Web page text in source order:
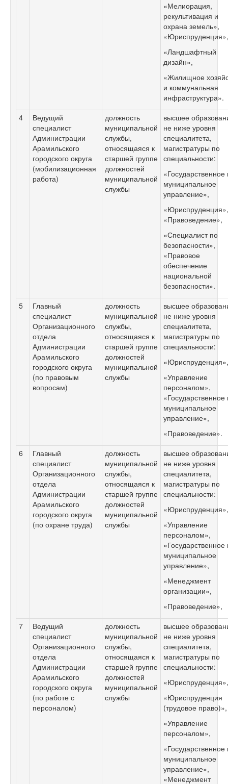
«Мелиорация,
рекультивация и
охрана земель»,
«Юриспруденция»,
«Ландшафтный
дизайн»,
«Жилищное
и коммунальная
инфраструктура».
4
Ведущий
специалист
Администрации
Арамильского
городского округа
(мобилизационная
работа)
должность
муниципальной
службы,
относящаяся к
старшей группе
должностей
муниципальной
службы
высшее
не ниже уровня
специалитета,
магистратуры по
специальности:
«Государственное
муниципальное
управление»,
«Юриспруденция»,
«Правоведение»,
«Специалист по
безопасности»,
«Правовое
обеспечение
национальной
безопасности».
5
Главный
специалист
Организационного
отдела
Администрации
Арамильского
городского округа
(по правовым
вопросам)
должность
муниципальной
службы,
относящаяся к
старшей группе
должностей
муниципальной
службы
высшее
не ниже уровня
специалитета,
магистратуры по
специальности:
«Юриспруденция»,
«Управление
персоналом»,
«Государственное
муниципальное
управление»,
«Правоведение».
6
Главный
специалист
Организационного
отдела
Администрации
Арамильского
городского округа
(по охране труда)
должность
муниципальной
службы,
относящаяся к
старшей группе
должностей
муниципальной
службы
высшее
не ниже уровня
специалитета,
магистратуры по
специальности:
«Юриспруденция»,
«Управление
персоналом»,
«Государственное
муниципальное
управление»,
«Менеджмент
организации»,
«Правоведение»,
7
Ведущий
специалист
Организационного
отдела
Администрации
Арамильского
городского округа
(по работе с
персоналом)
должность
муниципальной
службы,
относящаяся к
старшей группе
должностей
муниципальной
службы
высшее
не ниже уровня
специалитета,
магистратуры по
специальности:
«Юриспруденция»,
«Юриспруденция
(трудовое право)»,
«Управление
персоналом»,
«Государственное
муниципальное
управление»,
«Менеджмент